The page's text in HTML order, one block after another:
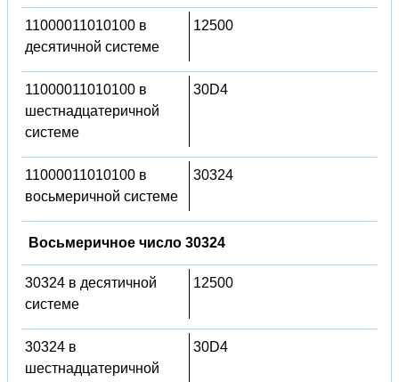
11000011010100 в
десятичной системе
12500
11000011010100 в
шестнадцатеричной
системе
30D4
11000011010100 в
восьмеричной системе
30324
Восьмеричное число 30324
30324 в десятичной
системе
12500
30324 в
шестнадцатеричной
30D4